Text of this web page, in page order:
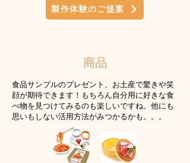
製作体験のご提案
​商品
食品サンプルのプレゼント、お土産で驚きや笑
顔が期待できます！もちろん自分用に好きな食
べ物を見つけてみるのも楽しいですね。他にも
思いもしない活用方法がみつかるかも。。。